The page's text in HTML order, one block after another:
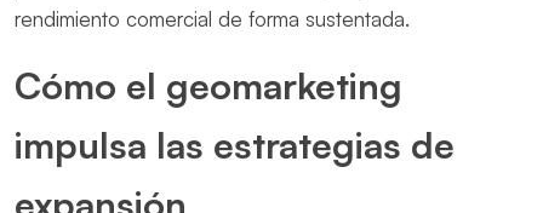
rendimiento comercial de forma sustentada.
Cómo el geomarketing
impulsa las estrategias de